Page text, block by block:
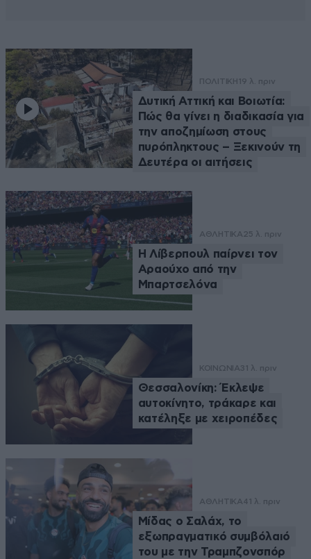
ΠΟΛΙΤΙΚΗ 19 λ. πριν
Δυτική Αττική και Βοιωτία:
Πώς θα γίνει η διαδικασία για
την αποζημίωση στους
πυρόπληκτους – Ξεκινούν τη
Δευτέρα οι αιτήσεις
ΑΘΛΗΤΙΚΑ25 λ. πριν
Η Λίβερπουλ παίρνει τον
Αραούχο από την
Μπαρτσελόνα
ΚΟΙΝΩΝΙΑ31 λ. πριν
Θεσσαλονίκη: Έκλεψε
αυτοκίνητο, τράκαρε και
κατέληξε με χειροπέδες
ΑΘΛΗΤΙΚΑ41 λ. πριν
Μίδας ο Σαλάχ, το
εξωπραγματικό συμβόλαιό
του με την Τραμπζονσπόρ